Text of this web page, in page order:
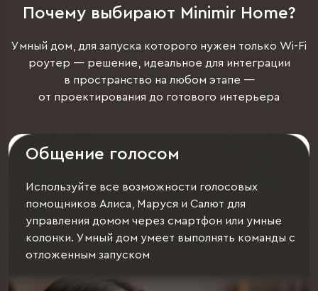
Почему выбирают Minimir Home?
Умный дом, для запуска которого нужен только Wi-Fi
роутер — решение, идеальное для интеграции
в пространство на любом этапе —
от проектирования до готового интерьера
с
Объединение сценариев
Добавьте несколько устройств в одну
управляйте ими одним кликом. Эта фукнция
необходима, если у вас есть несколько
светильников в помещении или на улице,
для полива, которыми необходимо